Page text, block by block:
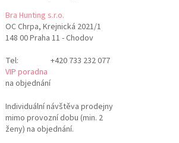
Bra Hunting s.r.o.
OC Chrpa, Krejnická 2021/1
148 00 Praha 11 - Chodov
Tel:
+420 733 232 077
VIP poradna
na objednání
Individuální návštěva prodejny
mimo provozní dobu (min. 2
ženy) na objednání.